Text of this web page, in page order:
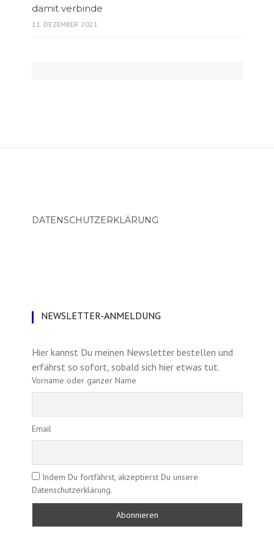
damit verbinde
11. DEZEMBER 2021
DATENSCHUTZERKLÄRUNG
NEWSLETTER-ANMELDUNG
Hier kannst Du meinen Newsletter bestellen und
erfährst so sofort, sobald sich hier etwas tut.
Vorname oder ganzer Name
Email
Indem Du fortfährst, akzeptierst Du unsere
Datenschutzerklärung.